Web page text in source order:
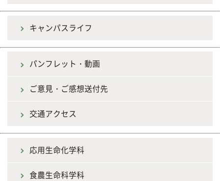
キャンパスライフ
パンフレット・動画
ご意見・ご感想送付先
交通アクセス
応用生命化学科
食農生命科学科